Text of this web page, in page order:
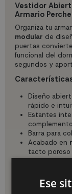
Vestidor
Armario
Organiza tu
modular de
puertas
funcional del
segundos y
Diseño
rápido e
Estantes
Barra para
Acabado en
tacto poroso
Medidas
Fabricado en
duradera
Ese